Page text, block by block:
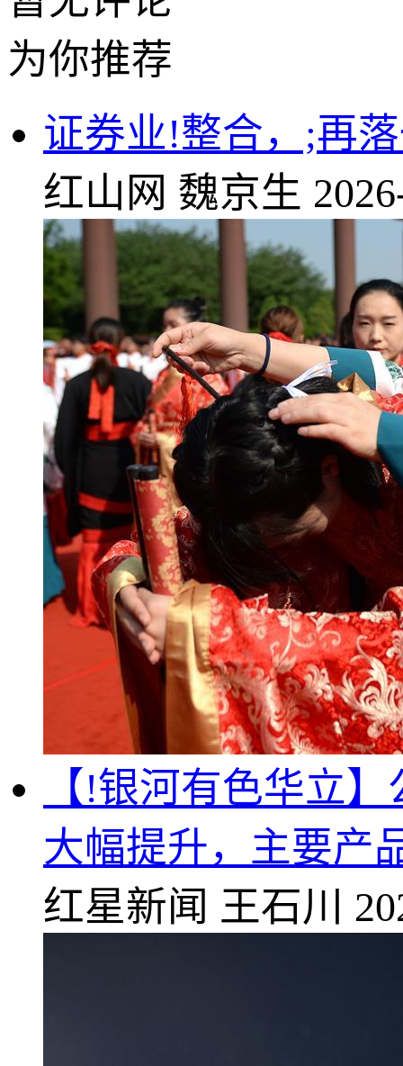
为你推荐
证券业!整合，;再
红山网 魏京生
【!银河有色华立
大幅提升，主要产
红星新闻 王石川